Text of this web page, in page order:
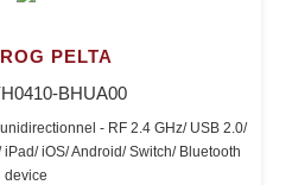
PELTA
BHUA00
- RF 2.4 GHz/ USB 2.0/
iOS/ Android/ Switch/ Bluetooth
device